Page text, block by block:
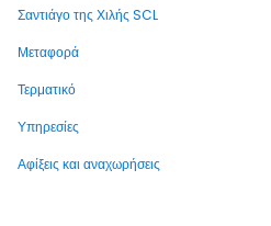
Σαντιάγο της Χιλής SCL
Μεταφορά
Τερματικό
Υπηρεσίες
Αφίξεις και αναχωρήσεις